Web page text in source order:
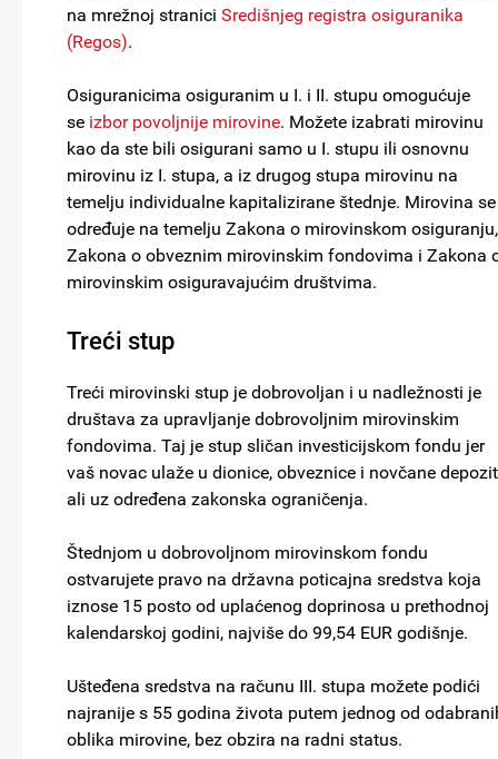
na mrežnoj stranici Središnjeg registra osiguranika
(Regos).
Osiguranicima osiguranim u I. i II. stupu omogućuje
se izbor povoljnije mirovine. Možete izabrati mirovinu
kao da ste bili osigurani samo u I. stupu ili osnovnu
mirovinu iz I. stupa, a iz drugog stupa mirovinu na
temelju individualne kapitalizirane štednje. Mirovina se
određuje na temelju Zakona o mirovinskom osiguranju,
Zakona o obveznim mirovinskim fondovima i Zakona
mirovinskim osiguravajućim društvima.
Treći stup
Treći mirovinski stup je dobrovoljan i u nadležnosti je
društava za upravljanje dobrovoljnim mirovinskim
fondovima. Taj je stup sličan investicijskom fondu jer
vaš novac ulaže u dionice, obveznice i novčane
ali uz određena zakonska ograničenja.
Štednjom u dobrovoljnom mirovinskom fondu
ostvarujete pravo na državna poticajna sredstva koja
iznose 15 posto od uplaćenog doprinosa u prethodnoj
kalendarskoj godini, najviše do 99,54 EUR godišnje.
Ušteđena sredstva na računu III. stupa možete podići
najranije s 55 godina života putem jednog od
oblika mirovine, bez obzira na radni status.